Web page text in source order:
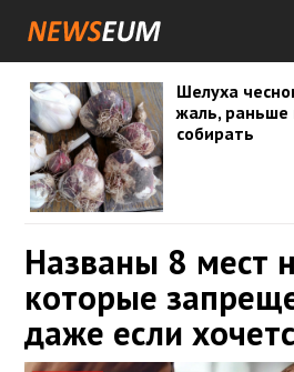
Шелуха
жаль, раньше
собирать
Названы 8 мест
которые
даже если